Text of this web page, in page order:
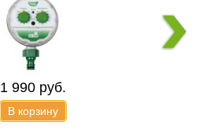
1 990 руб.
В корзину